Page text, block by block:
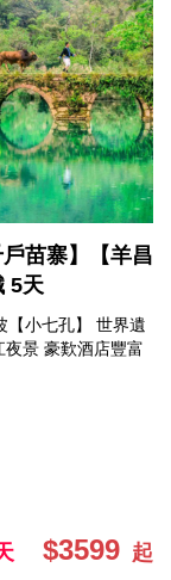
苗寨】【羊昌
5天
【小七孔】 世界遺
景 豪歎酒店豐富
$3599 起